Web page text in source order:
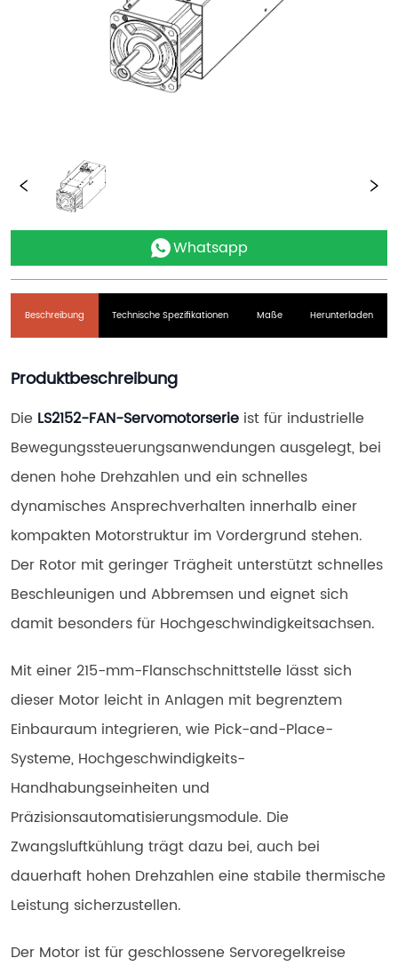
Whatsapp
Beschreibung Technische Spezifikationen Maße Herunterladen
Produktbeschreibung
Die LS2152-FAN-Servomotorserie ist für industrielle
Bewegungssteuerungsanwendungen ausgelegt, bei
denen hohe Drehzahlen und ein schnelles
dynamisches Ansprechverhalten innerhalb einer
kompakten Motorstruktur im Vordergrund stehen.
Der Rotor mit geringer Trägheit unterstützt schnelles
Beschleunigen und Abbremsen und eignet sich
damit besonders für Hochgeschwindigkeitsachsen.
Mit einer 215-mm-Flanschschnittstelle lässt sich
dieser Motor leicht in Anlagen mit begrenztem
Einbauraum integrieren, wie Pick-and-Place-
Systeme, Hochgeschwindigkeits-
Handhabungseinheiten und
Präzisionsautomatisierungsmodule. Die
Zwangsluftkühlung trägt dazu bei, auch bei
dauerhaft hohen Drehzahlen eine stabile thermische
Leistung sicherzustellen.
Der Motor ist für geschlossene Servoregelkreise